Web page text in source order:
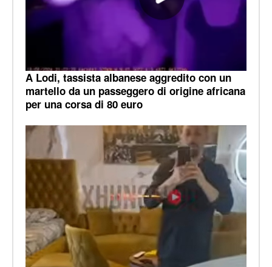
A Lodi, tassista albanese aggredito con un
martello da un passeggero di origine africana
per una corsa di 80 euro